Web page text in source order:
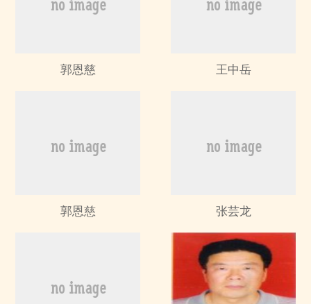
在线展馆
证书查询
郭恩慈 王中岳
郭恩慈 张芸龙